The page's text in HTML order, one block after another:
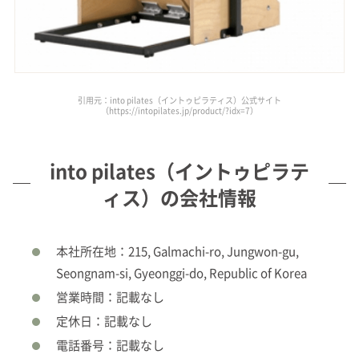
引用元：into pilates（イントゥピラティス）公式サイト
（https://intopilates.jp/product/?idx=7）
into pilates（イントゥピラテ
ィス）の会社情報
本社所在地：215, Galmachi-ro, Jungwon-gu,
Seongnam-si, Gyeonggi-do, Republic of Korea
営業時間：記載なし
定休日：記載なし
電話番号：記載なし